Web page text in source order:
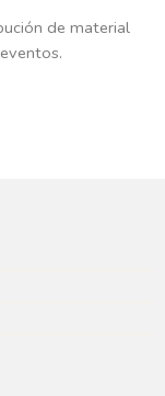
de material